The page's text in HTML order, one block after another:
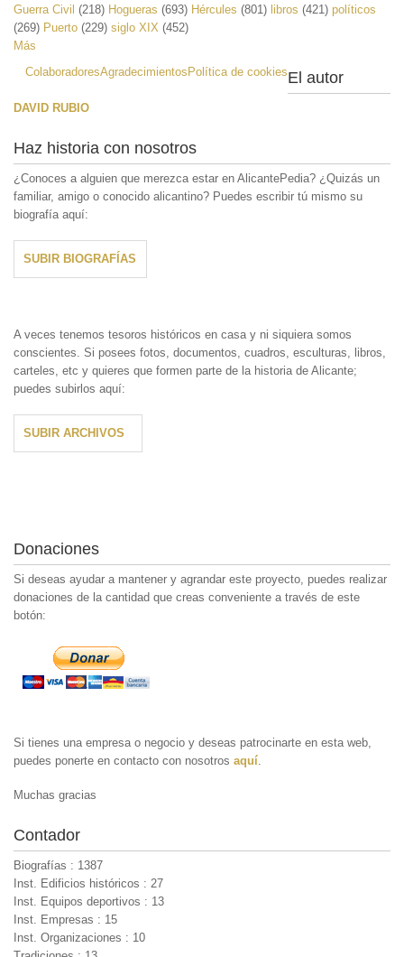
Guerra Civil (218) Hogueras (693) Hércules (801) libros (421) políticos
(269) Puerto (229) siglo XIX (452)
Más
ColaboradoresAgradecimientosPolítica de cookiesEl autor
DAVID RUBIO
Haz historia con nosotros
¿Conoces a alguien que merezca estar en AlicantePedia? ¿Quizás un
familiar, amigo o conocido alicantino? Puedes escribir tú mismo su
biografía aquí:
SUBIR BIOGRAFÍAS
A veces tenemos tesoros históricos en casa y ni siquiera somos
conscientes. Si posees fotos, documentos, cuadros, esculturas, libros,
carteles, etc y quieres que formen parte de la historia de Alicante;
puedes subirlos aquí:
SUBIR ARCHIVOS
Donaciones
Si deseas ayudar a mantener y agrandar este proyecto, puedes realizar
donaciones de la cantidad que creas conveniente a través de este
botón:
Si tienes una empresa o negocio y deseas patrocinarte en esta web,
puedes ponerte en contacto con nosotros aquí
Muchas gracias
Contador
Biografías : 1387
Inst. Edificios históricos : 27
Inst. Equipos deportivos : 13
Inst. Empresas : 15
Inst. Organizaciones : 10